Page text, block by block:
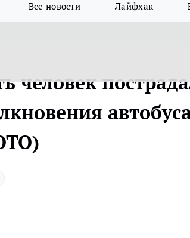
Все новости Лайфхак
человек